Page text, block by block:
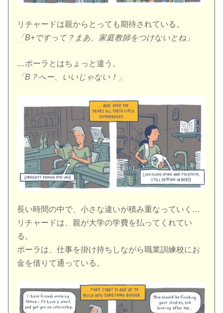
リチャードは親からとっても期待されている。
「B+ですって？まあ、家庭教師をつけないとね」
…ポーラとはちょっと違う。
「B？へー、いいじゃない！」
長い時間の中で、小さな違いが積み重なっていく…
リチャードは、親が大学の学費を払ってくれてい
る。
ポーラは、仕事を掛け持ちしながら職業訓練校にお
金を借りて通っている。